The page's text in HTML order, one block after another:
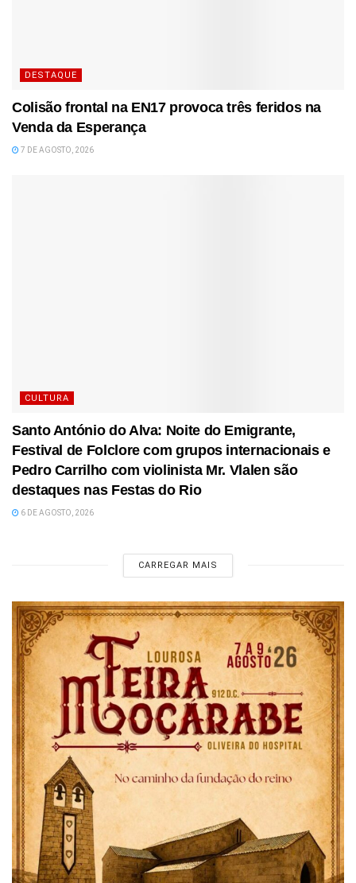
DESTAQUE
Colisão frontal na EN17 provoca três feridos na
Venda da Esperança
7 DE AGOSTO, 2026
CULTURA
Santo António do Alva: Noite do Emigrante,
Festival de Folclore com grupos internacionais e
Pedro Carrilho com violinista Mr. Vlalen são
destaques nas Festas do Rio
6 DE AGOSTO, 2026
CARREGAR MAIS